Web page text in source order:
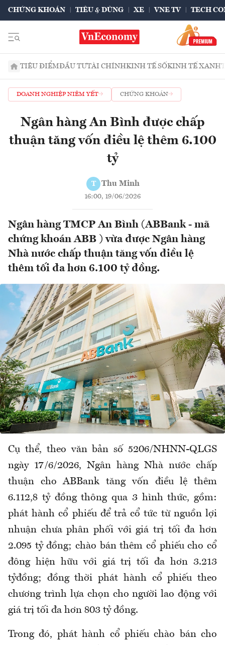
CHỨNG KHOÁN TIÊU & DÙNG XE VNE TV TECH
TIÊU ĐIỂMĐẦU TƯTÀI CHÍNHKINH TẾ SỐKINH TẾ XANH
DOANH NGHIỆP NIÊM YẾT CHỨNG KHOÁN
Ngân hàng An Bình được chấp
thuận tăng vốn điều lệ thêm 6.100
tỷ
T Thu Minh
16:00, 19/06/2026
Ngân hàng TMCP An Bình (ABBank - mã
chứng khoán ABB ) vừa được Ngân hàng
Nhà nước chấp thuận tăng vốn điều lệ
thêm tối đa hơn 6.100 tỷ đồng.
Cụ thể, theo văn bản số 5206/NHNN-QLGS
ngày 17/6/2026, Ngân hàng Nhà nước chấp
thuận cho ABBank tăng vốn điều lệ thêm
6.112,8 tỷ đồng thông qua 3 hình thức, gồm:
phát hành cổ phiếu để trả cổ tức từ nguồn lợi
nhuận chưa phân phối với giá trị tối đa hơn
2.095 tỷ đồng; chào bán thêm cổ phiếu cho cổ
đông hiện hữu với giá trị tối đa hơn 3.213
tỷđồng; đồng thời phát hành cổ phiếu theo
chương trình lựa chọn cho người lao động với
giá trị tối đa hơn 803 tỷ đồng.
Trong đó, phát hành cổ phiếu chào bán cho